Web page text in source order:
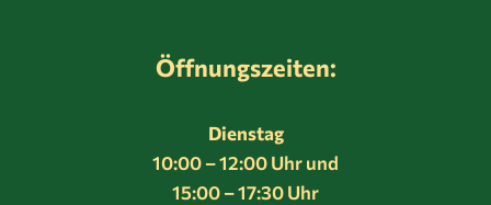
Öffnungszeiten:
Dienstag
10:00 – 12:00 Uhr und
15:00 – 17:30 Uhr